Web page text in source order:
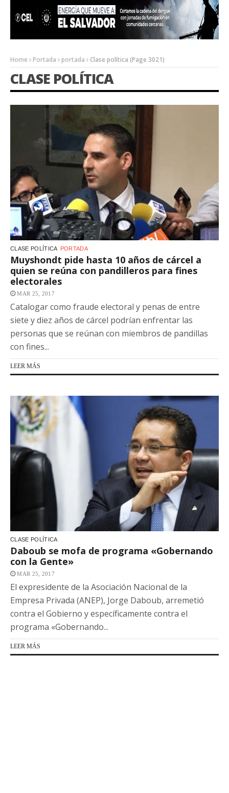
Home Portada portada Clase política (Page 3021)
CLASE POLÍTICA
CLASE POLÍTICA PORTADA
Muyshondt pide hasta 10 años de cárcel a
quien se reúna con pandilleros para fines
electorales
MAR 25, 2017
Catalogar como fraude electoral y penas de entre
siete y diez años de cárcel podrían enfrentar las
personas que se reúnan con miembros de pandillas
con fines...
LEER MÁS
CLASE POLÍTICA
Daboub se mofa de programa «Gobernando
con la Gente»
MAR 25, 2017
El expresidente de la Asociación Nacional de la
Empresa Privada (ANEP), Jorge Daboub, arremetió
contra el Gobierno y específicamente contra el
programa «Gobernando...
LEER MÁS